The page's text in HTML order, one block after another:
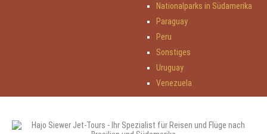
Nationalparks in Südamerika
Paraguay
Peru
Sonstiges
Uruguay
Venezuela